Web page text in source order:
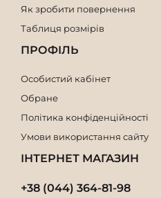
Як зробити повернення
Таблиця розмірів
ПРОФІЛЬ
Особистий кабінет
Обране
Політика конфіденційності
Умови використання сайту
ІНТЕРНЕТ МАГАЗИН
+38 (044) 364-81-98